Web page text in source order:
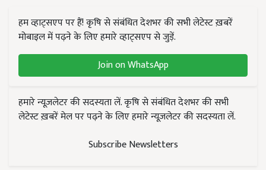
हम व्हाट्सएप पर हैं! कृषि से संबंधित देशभर की सभी लेटेस्ट ख़बरें
मोबाइल में पढ़ने के लिए हमारे व्हाट्सएप से जुड़ें.
Join on WhatsApp
हमारे न्यूज़लेटर की सदस्यता लें. कृषि से संबंधित देशभर की सभी
लेटेस्ट ख़बरें मेल पर पढ़ने के लिए हमारे न्यूज़लेटर की सदस्यता लें.
Subscribe Newsletters